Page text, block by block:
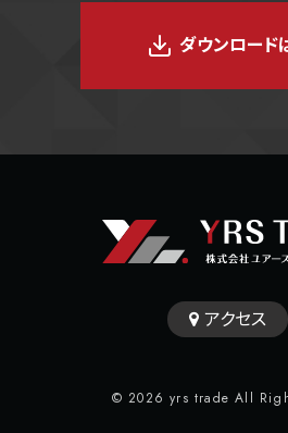
ダウンロード
アクセス
© 2026 yrs trade All